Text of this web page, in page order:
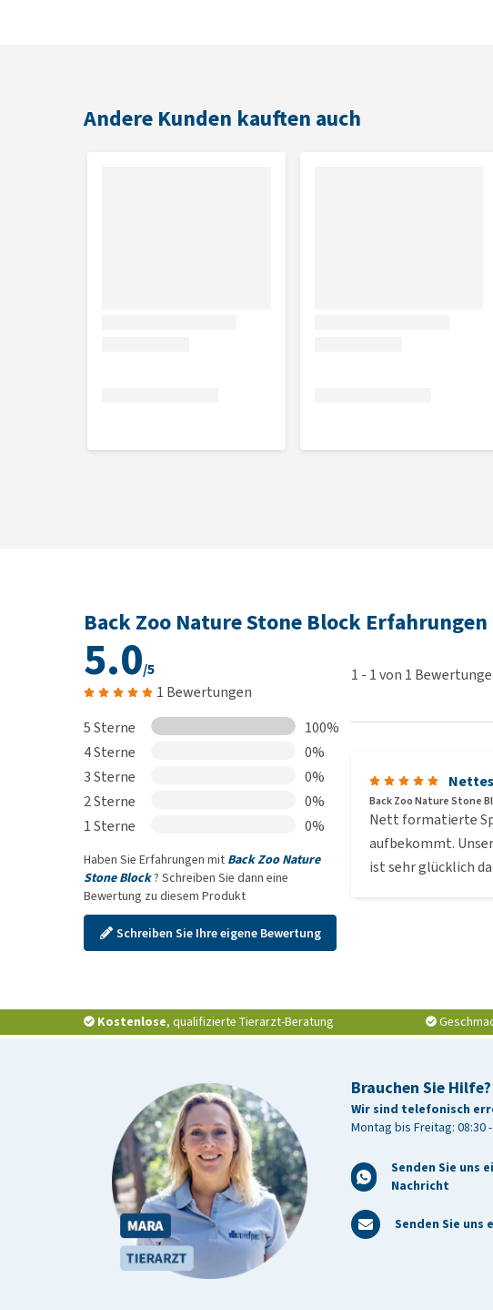
Andere Kunden kauften auch
Back Zoo Nature Stone Block Erfahrungen
5.0/5
1 Bewertungen
5 Sterne
100%
4 Sterne
0%
3 Sterne
0%
2 Sterne
0%
1 Sterne
0%
Haben Sie Erfahrungen mit Back Zoo Nature
Stone Block? Schreiben Sie dann eine
Bewertung zu diesem Produkt
Schreiben Sie Ihre eigene Bewertung
1 - 1von 1
Back Zoo Nature Stone
Nett formatierte
aufbekommt.
ist sehr glücklich
Kostenlose, qualifizierte Tierarzt-Beratung
Brauchen Sie Hilfe?
Wir sind telefonisch
Montag bis Freitag: 08:30
Senden Sie uns
Nachricht
Senden Sie uns